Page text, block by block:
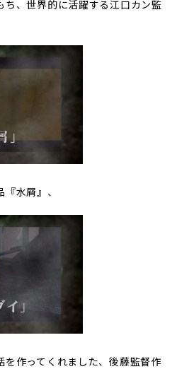
ち、世界的に活躍する江口カン監
水屑』、
作ってくれました、後藤監督作